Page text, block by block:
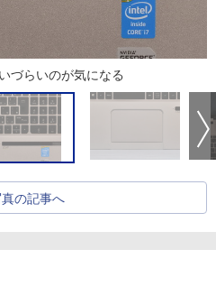
づらいのが気になる
の記事へ